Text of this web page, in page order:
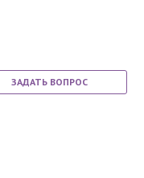
ЗАДАТЬ ВОПРОС